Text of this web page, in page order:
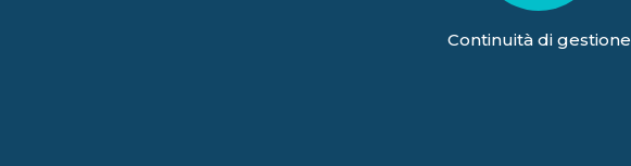
Continuità di gestione